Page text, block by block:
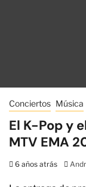
Conciertos Música
El K-Pop y
MTV EMA
6 años atrás